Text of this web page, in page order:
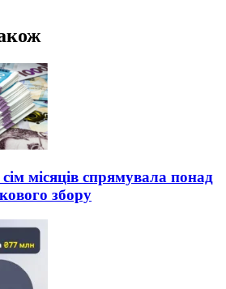
місяців спрямувала понад
збору